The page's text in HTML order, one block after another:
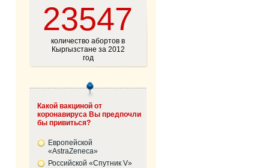
23547
количество абортов в
Кыргызстане за 2012
год
Какой вакциной от
коронавируса Вы предпочли
бы привиться?
Европейской
«AstraZeneca»
Российской «Спутник V»